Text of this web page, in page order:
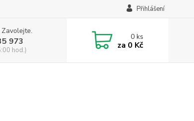
Přihlášení
973
hod.)
0ks
za 0 Kč